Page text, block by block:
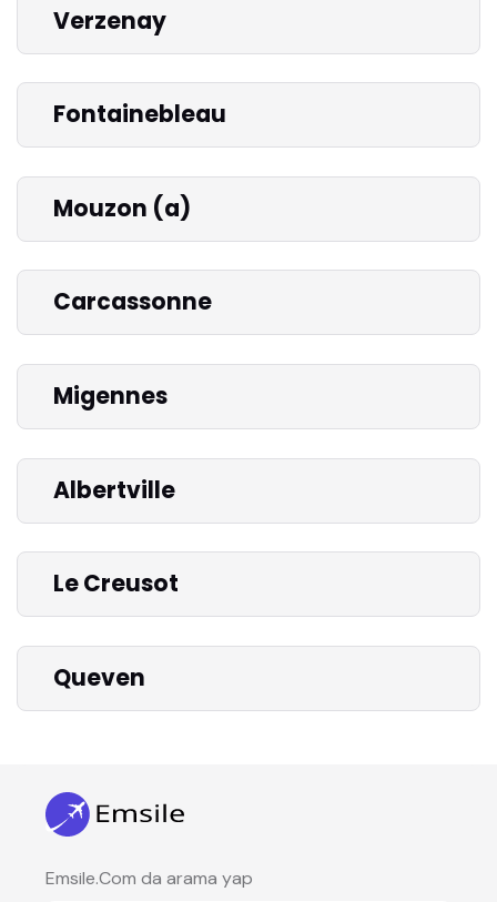
Verzenay
Fontainebleau
Mouzon (a)
Carcassonne
Migennes
Albertville
Le Creusot
Queven
Emsile.Com da arama yap